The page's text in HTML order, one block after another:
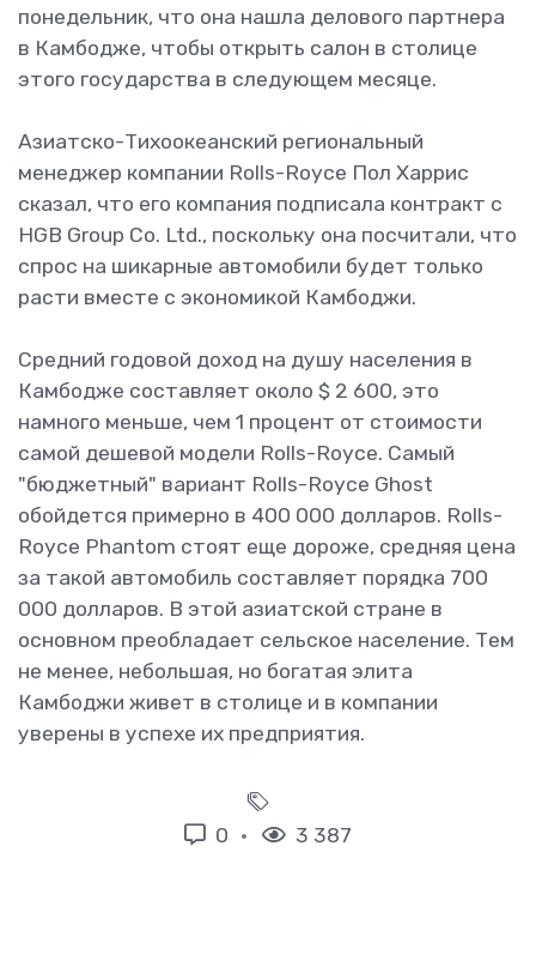
понедельник, что она нашла делового партнера
в Камбодже, чтобы открыть салон в столице
этого государства в следующем месяце.
Азиатско-Тихоокеанский региональный
менеджер компании Rolls-Royce Пол Харрис
сказал, что его компания подписала контракт с
HGB Group Co. Ltd., поскольку она посчитали, что
спрос на шикарные автомобили будет только
расти вместе с экономикой Камбоджи.
Средний годовой доход на душу населения в
Камбодже составляет около $ 2 600, это
намного меньше, чем 1 процент от стоимости
самой дешевой модели Rolls-Royce. Самый
"бюджетный" вариант Rolls-Royce Ghost
обойдется примерно в 400 000 долларов. Rolls-
Royce Phantom стоят еще дороже, средняя цена
за такой автомобиль составляет порядка 700
000 долларов. В этой азиатской стране в
основном преобладает сельское население. Тем
не менее, небольшая, но богатая элита
Камбоджи живет в столице и в компании
уверены в успехе их предприятия.
0 3 387